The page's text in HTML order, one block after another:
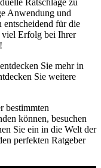
Ratschläge zu
Anwendung und
für die
viel Erfolg bei Ihrer
Sie mehr in
Sie weitere
bestimmten
können, besuchen
Sie ein in die Welt der
perfekten Ratgeber